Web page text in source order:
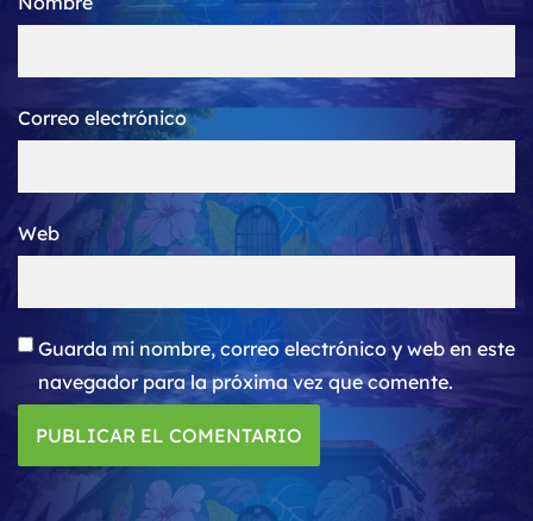
Correo electrónico
Web
Guarda mi nombre, correo electrónico y web en este
navegador para la próxima vez que comente.